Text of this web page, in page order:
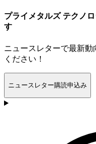
プライメタルズ テクノ
す
ニュースレターで最新
ください！
ニュースレター購読申込み